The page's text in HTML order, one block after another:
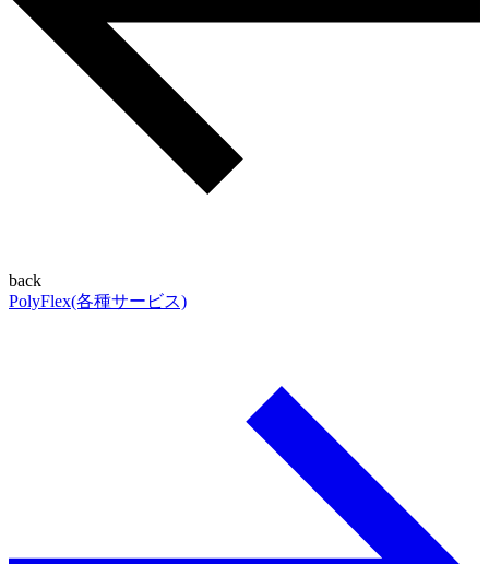
back
PolyFlex(各種サービス)